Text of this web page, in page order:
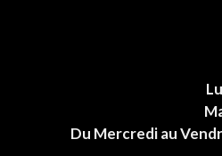
Du Mercredi au